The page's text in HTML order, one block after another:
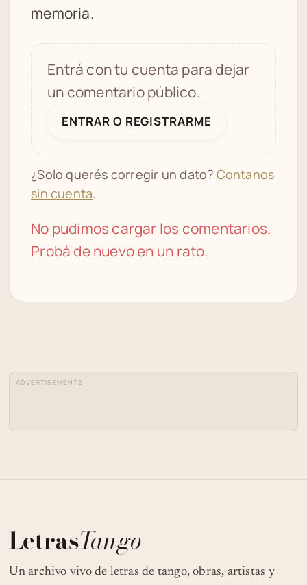
memoria.
Entrá con tu cuenta para dejar
un comentario público.
ENTRAR O REGISTRARME
¿Solo querés corregir un dato? Contanos
sin cuenta.
No pudimos cargar los comentarios.
Probá de nuevo en un rato.
ADVERTISEMENTS
LetrasTango
Un archivo vivo de letras de tango, obras, artistas y